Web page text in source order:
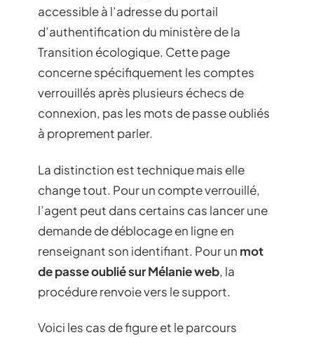
accessible à l’adresse du portail
d’authentification du ministère de la
Transition écologique. Cette page
concerne spécifiquement les comptes
verrouillés après plusieurs échecs de
connexion, pas les mots de passe oubliés
à proprement parler.
La distinction est technique mais elle
change tout. Pour un compte verrouillé,
l’agent peut dans certains cas lancer une
demande de déblocage en ligne en
renseignant son identifiant. Pour un mot
de passe oublié sur Mélanie web, la
procédure renvoie vers le support.
Voici les cas de figure et le parcours